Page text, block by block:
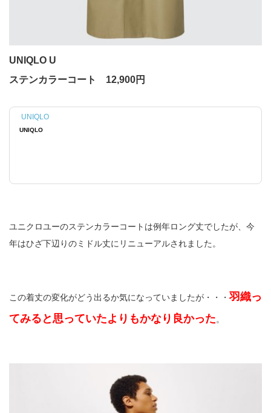
UNIQLO U
ステンカラーコート 12,900円
UNIQLO
UNIQLO
ユニクロユーのステンカラーコートは例年ロング丈でしたが、今
年はひざ下辺りのミドル丈にリニューアルされました。
この着丈の変化がどう出るか気になっていましたが・・・ 羽織っ
てみると思っていたよりもかなり良かった。